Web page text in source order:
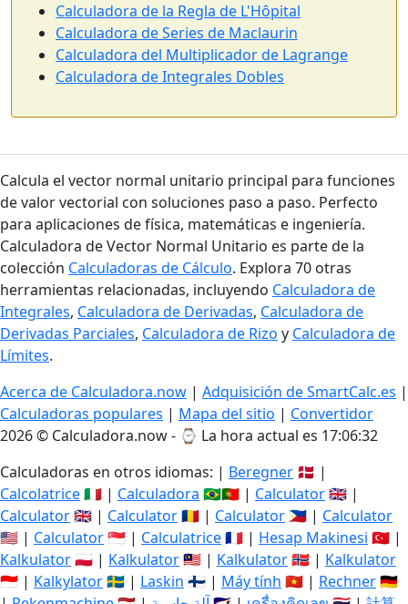
Calculadora de la Regla de L'Hôpital
Calculadora de Series de Maclaurin
Calculadora del Multiplicador de Lagrange
Calculadora de Integrales Dobles
Calcula el vector normal unitario principal para funciones
de valor vectorial con soluciones paso a paso. Perfecto
para aplicaciones de física, matemáticas e ingeniería.
Calculadora de Vector Normal Unitario es parte de la
colección Calculadoras de Cálculo. Explora 70 otras
herramientas relacionadas, incluyendo Calculadora de
Integrales, Calculadora de Derivadas, Calculadora de
Derivadas Parciales, Calculadora de Rizo y Calculadora de
Límites.
Acerca de Calculadora.now | Adquisición de SmartCalc.es |
Calculadoras populares | Mapa del sitio | Convertidor
2026 © Calculadora.now - ⌚ La hora actual es 17:06:32
Calculadoras en otros idiomas: | Beregner 🇩🇰 |
Calcolatrice🇮🇹 | Calculadora 🇧🇷🇵🇹 | Calculator🇬🇧 |
Calculator🇬🇧 | Calculator🇷🇴 | Calculator 🇵🇭 | Calculator
🇺🇸 | Calculator🇸🇬 | Calculatrice🇫🇷 | Hesap Makinesi 🇹🇷 |
Kalkulator🇵🇱 | Kalkulator🇲🇾 | Kalkulator🇳🇴 | Kalkulator
🇮🇩 | Kalkylator🇸🇪 | Laskin 🇫🇮 | Máy tính 🇻🇳 | Rechner🇩🇪